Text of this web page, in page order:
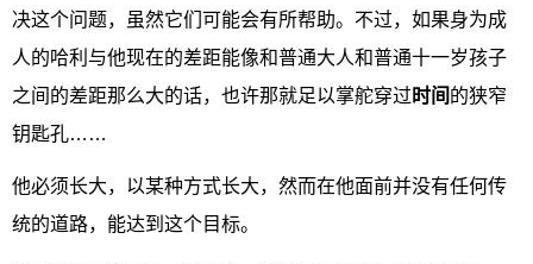
决这个问题，虽然它们可能会有所帮助。不过，如果身为成
人的哈利与他现在的差距能像和普通大人和普通十一岁孩子
之间的差距那么大的话，也许那就足以掌舵穿过 时间 的狭窄
钥匙孔……
他必须长大，以某种方式长大，然而在他面前并没有任何传
统的道路，能达到这个目标。